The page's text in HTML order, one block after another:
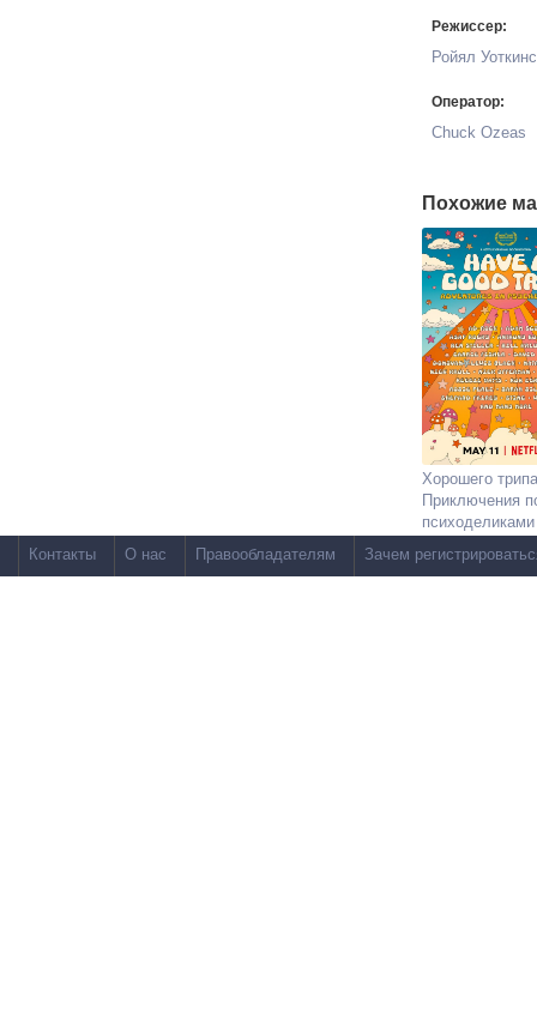
Режиссер:
Ройял Уоткинс
Оператор:
Chuck Ozeas
Похожие
Хорошего
Приключения
психоделиками
Контакты
О нас Правообладателям Зачем